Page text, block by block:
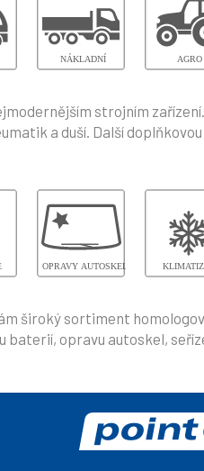
strojním
a duší. Další doplňkovou
široký sortiment
opravu autoskel,